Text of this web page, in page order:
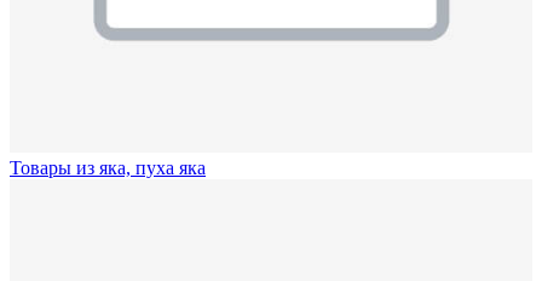
Товары из яка, пуха яка